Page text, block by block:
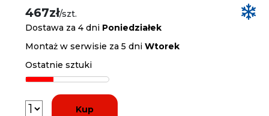
467zł/szt.
Dostawa za 4 dni Poniedziałek
Montaż w serwisie za 5 dniWtorek
Ostatnie sztuki
Kup